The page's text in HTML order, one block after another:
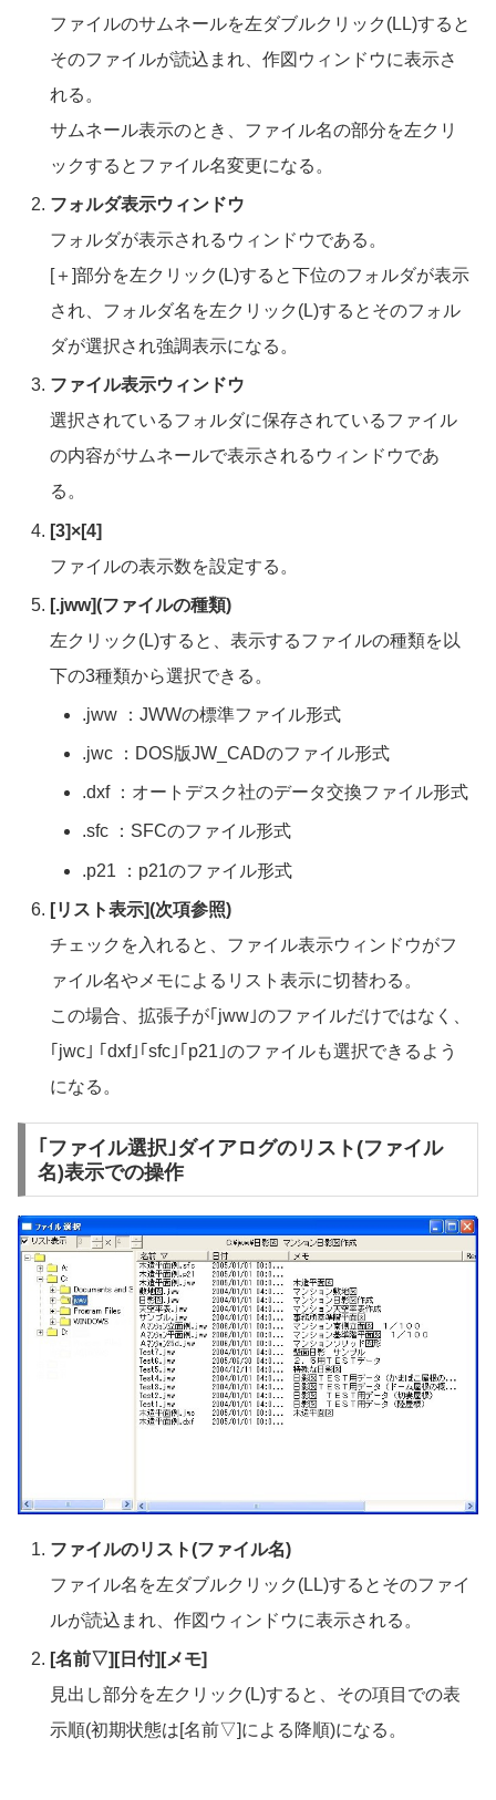
ファイルのサムネールを左ダブルクリック(LL)すると
そのファイルが読込まれ、作図ウィンドウに表示さ
れる。
サムネール表示のとき、ファイル名の部分を左クリ
ックするとファイル名変更になる。
フォルダ表示ウィンドウ
フォルダが表示されるウィンドウである。
[＋]部分を左クリック(L)すると下位のフォルダが表示
され、フォルダ名を左クリック(L)するとそのフォル
ダが選択され強調表示になる。
ファイル表示ウィンドウ
選択されているフォルダに保存されているファイル
の内容がサムネールで表示されるウィンドウであ
る。
[3]×[4]
ファイルの表示数を設定する。
[.jww](ファイルの種類)
左クリック(L)すると、表示するファイルの種類を以
下の3種類から選択できる。
.jww ：JWWの標準ファイル形式
.jwc ：DOS版JW_CADのファイル形式
.dxf ：オートデスク社のデータ交換ファイル形式
.sfc ：SFCのファイル形式
.p21 ：p21のファイル形式
[リスト表示](次項参照)
チェックを入れると、ファイル表示ウィンドウがフ
ァイル名やメモによるリスト表示に切替わる。
この場合、拡張子が｢jww｣のファイルだけではなく、
｢jwc｣ ｢dxf｣｢sfc｣｢p21｣のファイルも選択できるよう
になる。
｢ファイル選択｣ダイアログのリスト(ファイル
名)表示での操作
ファイルのリスト(ファイル名)
ファイル名を左ダブルクリック(LL)するとそのファイ
ルが読込まれ、作図ウィンドウに表示される。
[名前▽][日付][メモ]
見出し部分を左クリック(L)すると、その項目での表
示順(初期状態は[名前▽]による降順)になる。